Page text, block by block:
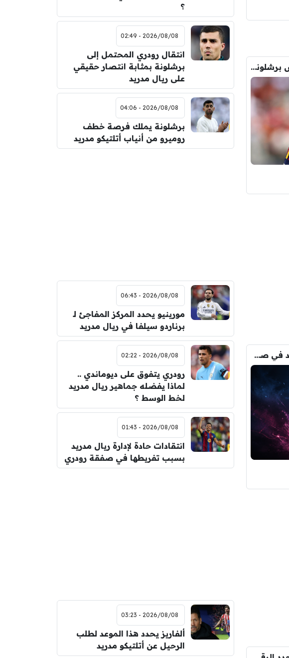
عاجل : مانشستر سيتي يرفض عرض برشلونة الاول لضم رودري.. ويسخر من قيمته
ضربة مزدوجة لبرشلونة وريال مدريد في صفقة رودري
؟
2026/08/08 - 02:49
انتقال رودري المحتمل إلى
برشلونة بمثابة انتصار حقيقي
على ريال مدريد
2026/08/08 - 04:06
برشلونة يملك فرصة خطف
روميرو من أنياب أتلتيكو مدريد
2026/08/08 - 06:43
مورينيو يحدد المركز المفاجئ لـ
برناردو سيلفا في ريال مدريد
2026/08/08 - 02:22
رودري يتفوق على ديوماندي ..
لماذا يفضله جماهير ريال مدريد
لخط الوسط ؟
2026/08/08 - 01:43
انتقادات حادة لإدارة ريال مدريد
بسبب تفريطها في صفقة رودري
2026/08/08 - 03:23
ألفاريز يحدد هذا الموعد لطلب
الرحيل عن أتلتيكو مدريد